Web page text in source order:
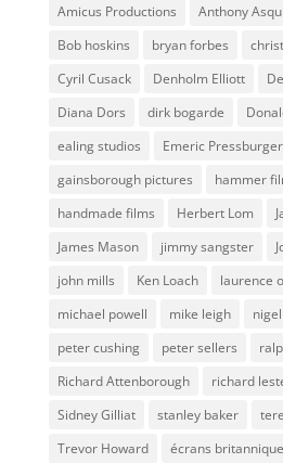
Amicus Productions
Anthony
Bob hoskins
bryan forbes
Cyril Cusack
Denholm Elliott
Diana Dors
dirk bogarde
ealing studios
Emeric Pressburger
gainsborough pictures
hammer
handmade films
Herbert Lom
James Mason
jimmy sangster
john mills
Ken Loach laurence
michael powell
mike leigh
peter cushing
peter sellers
Richard Attenborough
richard
Sidney Gilliat
stanley baker
Trevor Howard
écrans